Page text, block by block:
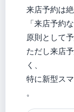
来店予約は
「来店予約
原則として
ただし来店
く、
特に新型ス
。